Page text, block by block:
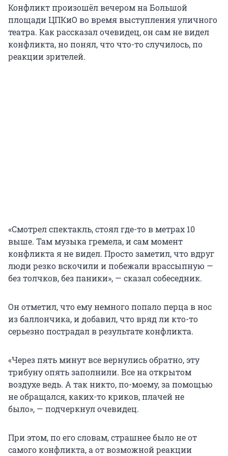
Конфликт произошёл вечером на Большой
площади ЦПКиО во время выступления уличного
театра. Как рассказал очевидец, он сам не видел
конфликта, но понял, что что-то случилось, по
реакции зрителей.
«Смотрел спектакль, стоял где-то в метрах 10
выше. Там музыка гремела, и сам момент
конфликта я не видел. Просто заметил, что вдруг
люди резко вскочили и побежали врассыпную —
без толчков, без паники», — сказал собеседник.
Он отметил, что ему немного попало перца в нос
из баллончика, и добавил, что вряд ли кто-то
серьезно пострадал в результате конфликта.
«Через пять минут все вернулись обратно, эту
трибуну опять заполнили. Все на открытом
воздухе ведь. А так никто, по-моему, за помощью
не обращался, каких-то криков, плачей не
было», — подчеркнул очевидец.
При этом, по его словам, страшнее было не от
самого конфликта, а от возможной реакции